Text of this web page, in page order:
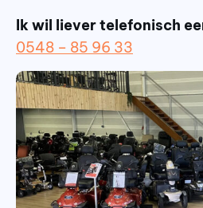
Ik wil liever telefonisch
0548 – 85 96 33